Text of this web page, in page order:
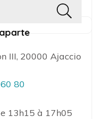
III, 20000 Ajaccio
80
13h15 à 17h05